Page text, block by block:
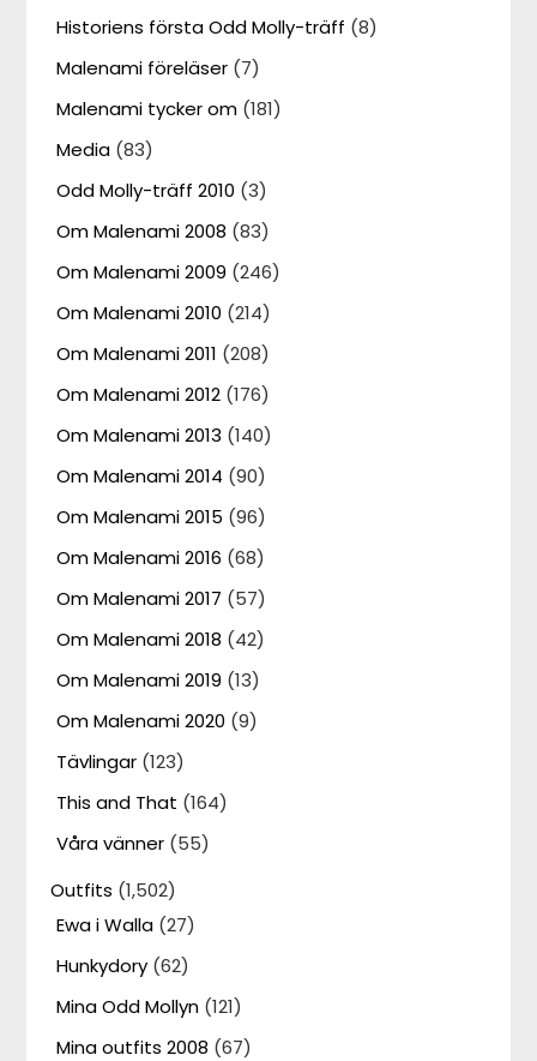
Historiens första Odd Molly-träff (8)
Malenami föreläser (7)
Malenami tycker om (181)
Media (83)
Odd Molly-träff 2010 (3)
Om Malenami 2008 (83)
Om Malenami 2009 (246)
Om Malenami 2010 (214)
Om Malenami 2011 (208)
Om Malenami 2012 (176)
Om Malenami 2013 (140)
Om Malenami 2014 (90)
Om Malenami 2015 (96)
Om Malenami 2016 (68)
Om Malenami 2017 (57)
Om Malenami 2018 (42)
Om Malenami 2019 (13)
Om Malenami 2020 (9)
Tävlingar (123)
This and That (164)
Våra vänner (55)
Outfits (1,502)
Ewa i Walla (27)
Hunkydory (62)
Mina Odd Mollyn (121)
Mina outfits 2008 (67)